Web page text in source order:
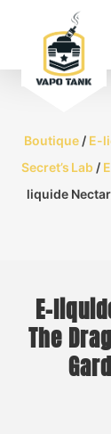
Boutique / E-
Secret’s Lab/
liquide
E-
The